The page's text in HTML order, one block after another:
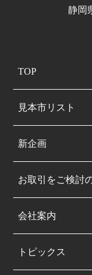
静岡
TOP
見本市リスト
新企画
お取引をご検討
会社案内
トピックス